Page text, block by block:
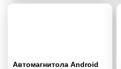
Автомагнитола Android